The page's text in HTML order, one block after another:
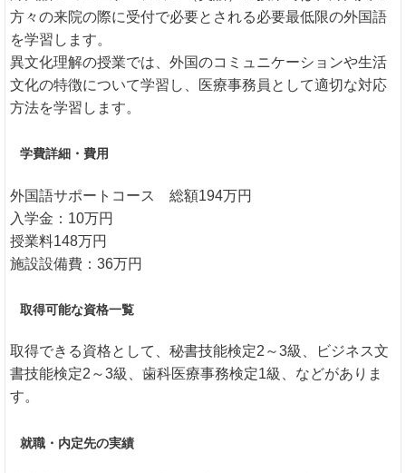
方々の来院の際に受付で必要とされる必要最低限の外国語
を学習します。
異文化理解の授業では、外国のコミュニケーションや生活
文化の特徴について学習し、医療事務員として適切な対応
方法を学習します。
学費詳細・費用
外国語サポートコース 総額194万円
入学金：10万円
授業料148万円
施設設備費：36万円
取得可能な資格一覧
取得できる資格として、秘書技能検定2～3級、ビジネス文
書技能検定2～3級、歯科医療事務検定1級、などがありま
す。
就職・内定先の実績